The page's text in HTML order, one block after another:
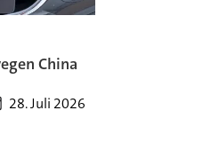
China
28. Juli 2026